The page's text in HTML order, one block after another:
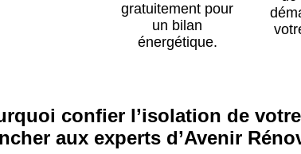
gratuitement pour
un bilan
énergétique.
confier l’isolation de votre
aux experts d’Avenir